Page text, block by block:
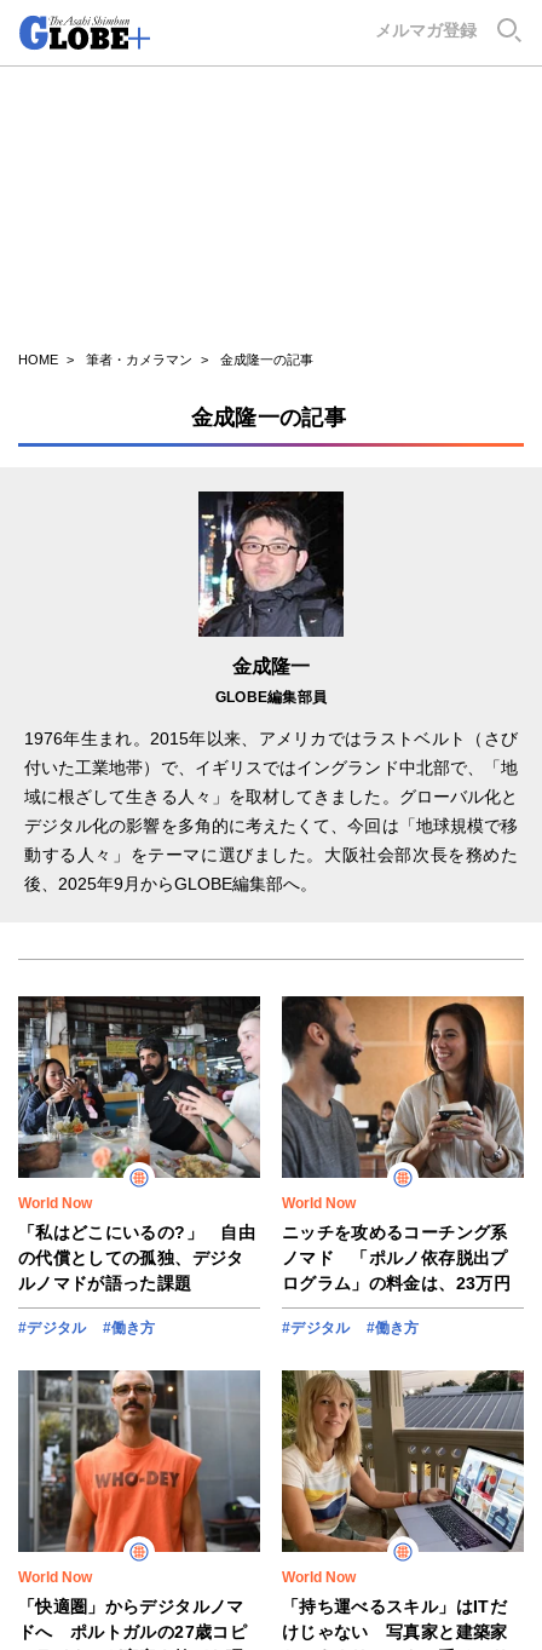
メルマガ登録
HOME 筆者・カメラマン 金成隆一の記事
金成隆一の記事
金成隆一
GLOBE編集部員
1976年生まれ。2015年以来、アメリカではラストベルト（さび
付いた工業地帯）で、イギリスではイングランド中北部で、「地
域に根ざして生きる人々」を取材してきました。グローバル化と
デジタル化の影響を多角的に考えたくて、今回は「地球規模で移
動する人々」をテーマに選びました。大阪社会部次長を務めた
後、2025年9月からGLOBE編集部へ。
World Now
「私はどこにいるの?」 自由
の代償としての孤独、デジタ
ルノマドが語った課題
#デジタル #働き方
World Now
ニッチを攻めるコーチング系
ノマド 「ポルノ依存脱出プ
ログラム」の料金は、23万円
#デジタル #働き方
World Now
「快適圏」からデジタルノマ
ドへ ポルトガルの27歳コピ
World Now
「持ち運べるスキル」はITだ
けじゃない 写真家と建築家